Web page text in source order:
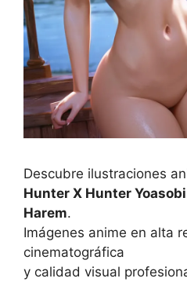
Descubre ilustraciones
Hunter X Hunter
Harem.
Imágenes anime en alta
cinematográfica
y calidad visual